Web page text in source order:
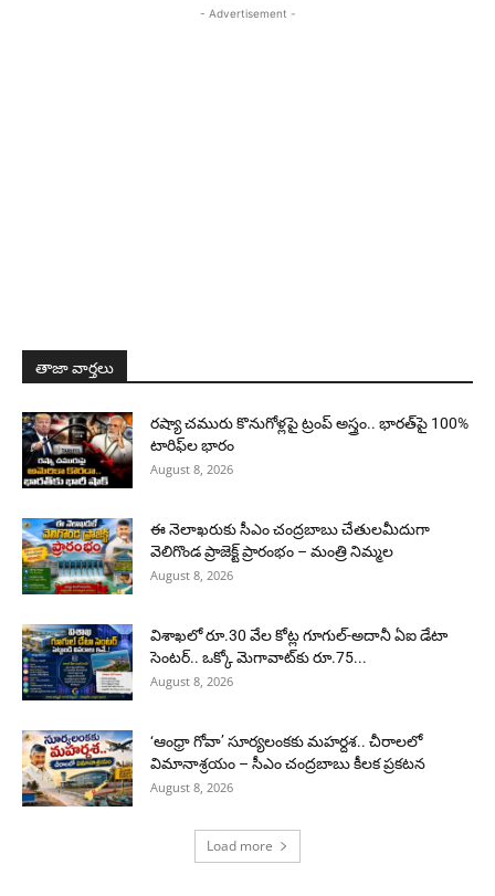
- Advertisement -
తాజా వార్తలు
రష్యా చమురు కొనుగోళ్లపై ట్రంప్ అస్త్రం.. భారత్‌పై 100%
టారిఫ్‌ల భారం
August 8, 2026
ఈ నెలాఖరుకు సీఎం చంద్రబాబు చేతులమీదుగా
వెలిగొండ ప్రాజెక్ట్‌ ప్రారంభం – మంత్రి నిమ్మల
August 8, 2026
విశాఖలో రూ.30 వేల కోట్ల గూగుల్-అదానీ ఏఐ డేటా
సెంటర్.. ఒక్కో మెగావాట్‌కు రూ.75...
August 8, 2026
‘ఆంధ్రా గోవా’ సూర్యలంకకు మహర్దశ.. చీరాలలో
విమానాశ్రయం – సీఎం చంద్రబాబు కీలక ప్రకటన
August 8, 2026
Load more